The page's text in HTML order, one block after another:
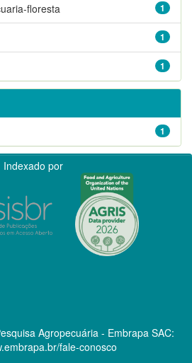
1
floresta
1
1
1
Indexado por
Agropecuária - Embrapa SAC:
fale-conosco